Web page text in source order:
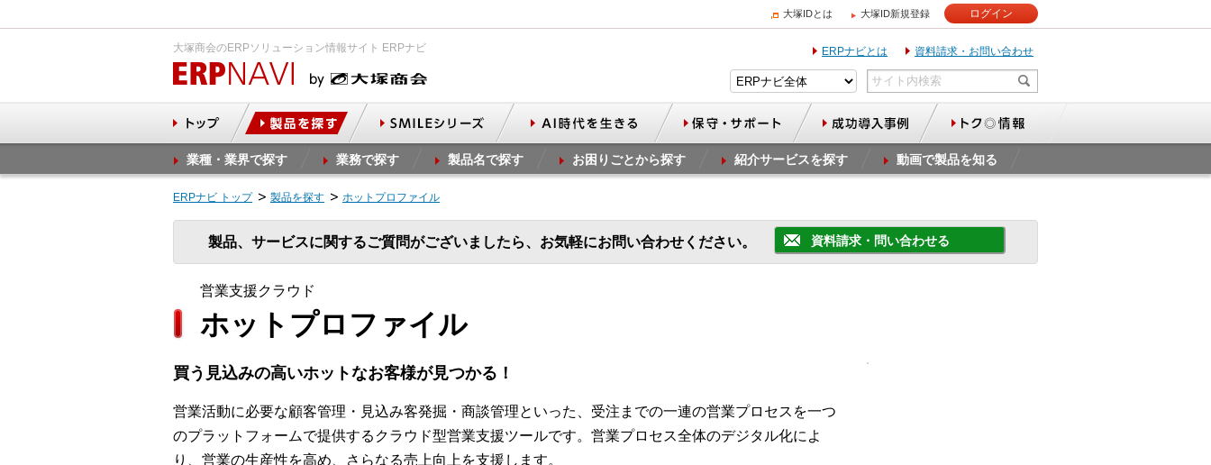
大塚IDとは 大塚ID新規登録 ログイン
大塚商会のERPソリューション情報サイト ERPナビ ERPナビとは 資料請求・お問い合わせ
業種・業界で探す 業務で探す 製品名で探す お困りごとから探す 紹介サービスを探す 動画で製品を知る
ERPナビ トップ 製品を探す ホットプロファイル
製品、サービスに関するご質問がございましたら、お気軽にお問い合わせください。 資料請求・問い合わせる
営業支援クラウド
ホットプロファイル
買う見込みの高いホットなお客様が見つかる！
営業活動に必要な顧客管理・見込み客発掘・商談管理といった、受注までの一連の営業プロセスを一つ
のプラットフォームで提供するクラウド型営業支援ツールです。営業プロセス全体のデジタル化によ
り、営業の生産性を高め、さらなる売上向上を支援します。